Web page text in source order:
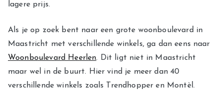
lagere prijs.
Als je op zoek bent naar een grote woonboulevard in
Maastricht met verschillende winkels, ga dan eens naar
Woonboulevard Heerlen. Dit ligt niet in Maastricht
maar wel in de buurt. Hier vind je meer dan 40
verschillende winkels zoals Trendhopper en Montèl.